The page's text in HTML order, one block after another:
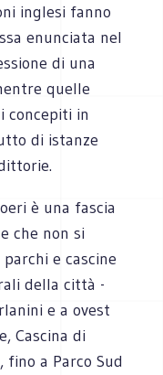
inglesi fanno
enunciata nel
di una
quelle
concepiti in
di istanze
è una fascia
che non si
e cascine
della città -
e a ovest
Cascina di
fino a Parco Sud